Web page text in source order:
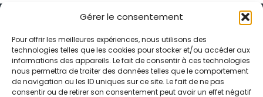
Gérer le consentement
Pour offrir les meilleures expériences, nous utilisons des
technologies telles que les cookies pour stocker et/ou accéder aux
informations des appareils. Le fait de consentir à ces technologies
nous permettra de traiter des données telles que le comportement
de navigation ou les ID uniques sur ce site. Le fait de ne pas
consentir ou de retirer son consentement peut avoir un effet négatif
Alternative Média est une agence de relations presse et de
relations publiques basée à Grenoble. Depuis 1995, elle conçoit et
pilote des stratégies de visibilité en France et à l’international